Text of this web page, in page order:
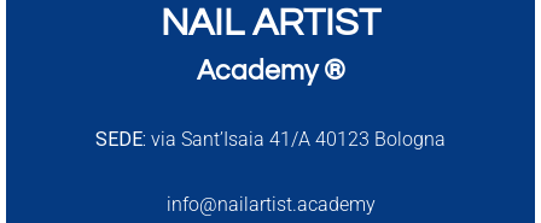
NAIL ARTIST
Academy ®
SEDE: via Sant’Isaia 41/A 40123 Bologna
info@nailartist.academy